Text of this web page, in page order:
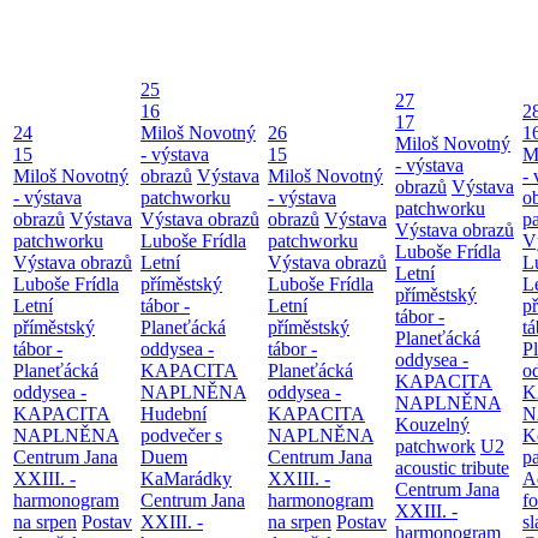
24
15
Miloš Novotný
- výstava
obrazů Výstava
patchworku
Výstava obrazů
Luboše Frídla
Letní
příměstský
tábor -
Planeťácká
oddysea -
KAPACITA
NAPLNĚNA
Centrum Jana
XXIII. -
harmonogram
na srpen Postav
25
16
Miloš Novotný
- výstava
obrazů Výstava
patchworku
Výstava obrazů
Luboše Frídla
Letní
příměstský
tábor -
Planeťácká
oddysea -
KAPACITA
NAPLNĚNA
Hudební
podvečer s
Duem
KaMarádky
Centrum Jana
XXIII. -
26
15
Miloš Novotný
- výstava
obrazů Výstava
patchworku
Výstava obrazů
Luboše Frídla
Letní
příměstský
tábor -
Planeťácká
oddysea -
KAPACITA
NAPLNĚNA
Centrum Jana
XXIII. -
harmonogram
na srpen Postav
27
17
Miloš Novotný
- výstava
obrazů Výstava
patchworku
Výstava obrazů
Luboše Frídla
Letní
příměstský
tábor -
Planeťácká
oddysea -
KAPACITA
NAPLNĚNA
Kouzelný
patchwork U2
acoustic tribute
Centrum Jana
XXIII. -
harmonogram
-